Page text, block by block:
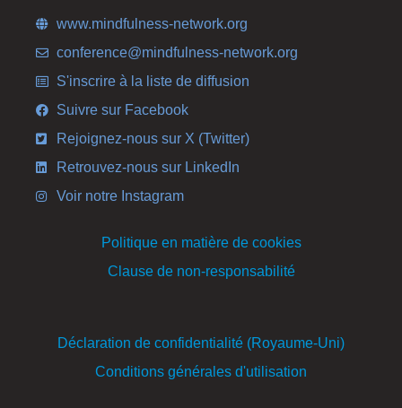
www.mindfulness-network.org
conference@mindfulness-network.org
S'inscrire à la liste de diffusion
Suivre sur Facebook
Rejoignez-nous sur X (Twitter)
Retrouvez-nous sur LinkedIn
Voir notre Instagram
Politique en matière de cookies
Clause de non-responsabilité
Déclaration de confidentialité (Royaume-Uni)
Conditions générales d'utilisation